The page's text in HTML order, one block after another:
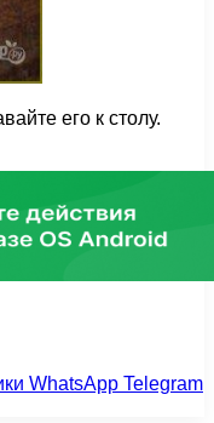
его к столу.
WhatsApp Telegram